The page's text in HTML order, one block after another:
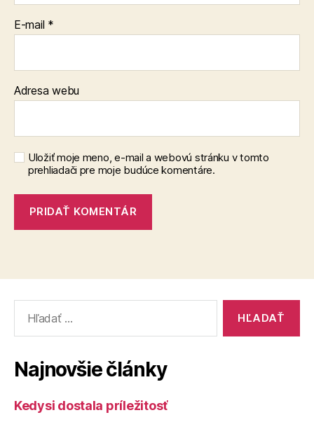
E-mail *
Adresa webu
Uložiť moje meno, e-mail a webovú stránku v tomto
prehliadači pre moje budúce komentáre.
Najnovšie články
Kedysi dostala príležitosť